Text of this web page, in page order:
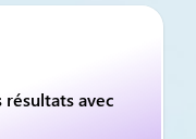
avec